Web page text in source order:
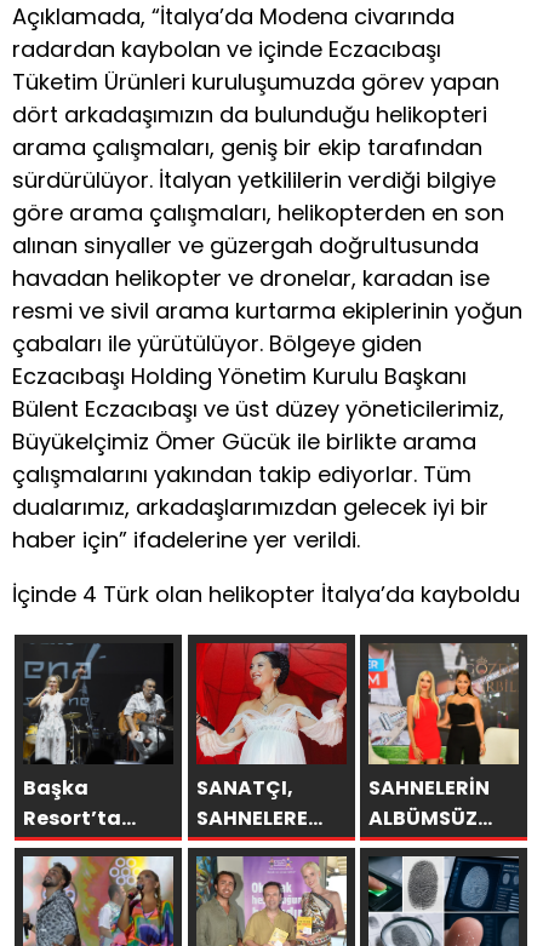
Açıklamada, “İtalya’da Modena civarında
radardan kaybolan ve içinde Eczacıbaşı
Tüketim Ürünleri kuruluşumuzda görev yapan
dört arkadaşımızın da bulunduğu helikopteri
arama çalışmaları, geniş bir ekip tarafından
sürdürülüyor. İtalyan yetkililerin verdiği bilgiye
göre arama çalışmaları, helikopterden en son
alınan sinyaller ve güzergah doğrultusunda
havadan helikopter ve dronelar, karadan ise
resmi ve sivil arama kurtarma ekiplerinin yoğun
çabaları ile yürütülüyor. Bölgeye giden
Eczacıbaşı Holding Yönetim Kurulu Başkanı
Bülent Eczacıbaşı ve üst düzey yöneticilerimiz,
Büyükelçimiz Ömer Gücük ile birlikte arama
çalışmalarını yakından takip ediyorlar. Tüm
dualarımız, arkadaşlarımızdan gelecek iyi bir
haber için” ifadelerine yer verildi.
İçinde 4 Türk olan helikopter İtalya’da kayboldu
Başka
Resort’ta
Unutulmaz
Gece Özülkü
Çifti
Bodrum’u
SANATÇI,
SAHNELERE
VERECEĞİ KISA
BİR MOLA
ÖNCESİ 13
AĞUSTOS’TA
SAHNELERİN
ALBÜMSÜZ
ASSOLİSTİ
GÖZDE
DEMİRBİLEK,
NR1